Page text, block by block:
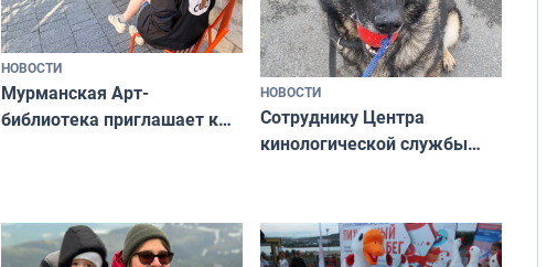
НОВОСТИ
Мурманская Арт-
библиотека приглашает к
НОВОСТИ
Сотруднику Центра
кинологической службы